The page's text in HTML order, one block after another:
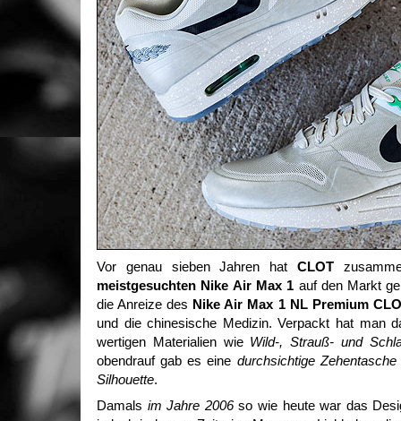
Vor genau sieben Jahren hat CLOT
meistgesuchten Nike Air Max 1 auf den Markt
die Anreize des Nike Air Max 1 NL Premium
und die chinesische Medizin. Verpackt hat man
wertigen Materialien wie Wild-, Strauß- und
obendrauf gab es eine durchsichtige Zehentasche
Silhouette.
Damals im Jahre 2006so wie heute war das